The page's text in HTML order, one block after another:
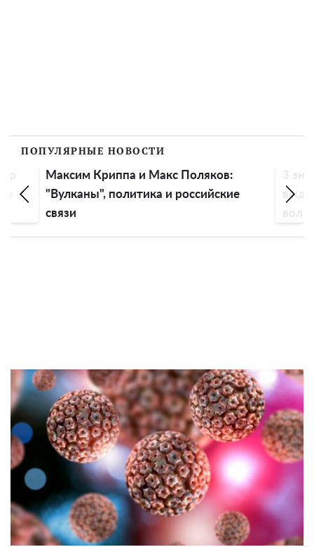
ПОПУЛЯРНЫЕ НОВОСТИ
Максим Криппа и Макс Поляков:
"Вулканы", политика и российские
связи